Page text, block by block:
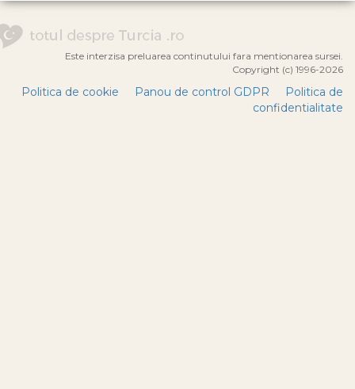
Este interzisa preluarea continutului fara mentionarea sursei.
Copyright (c) 1996-2026
Politica de cookie Panou de control GDPR
Politica de
confidentialitate